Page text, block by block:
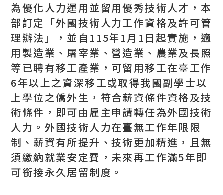
為優化人力運用並留用優秀技術人才，本
部訂定「外國技術人力工作資格及許可管
理辦法」，並自115年1月1日起實施，適
用製造業、屠宰業、營造業、農業及長照
等已聘有移工產業，可留用移工在臺工作
6年以上之資深移工或取得我國副學士以
上學位之僑外生，符合薪資條件資格及技
術條件，即可由雇主申請轉任為外國技術
人力。外國技術人力在臺無工作年限限
制、薪資有所提升、技術更加精進，且無
須繳納就業安定費，未來再工作滿5年即
可銜接永久居留制度。